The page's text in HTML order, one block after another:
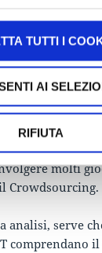
TUTTI I
AI
RIFIUTA
comportamento
abilità, ma
regole,
permettendo
un gioco
del
molti
Crowdsourcing.
analisi, serve
comprendano